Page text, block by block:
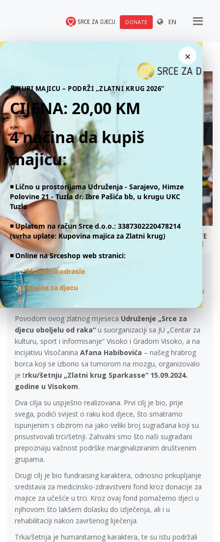
DONATE EN
×
🎗 KUPI MAJICU – PODRŽI „ZLATNI KRUG 2026“
CIJENA: 20,00 KM
4 načina da kupiš
majicu:
◾️ Lično u prostorijama Udruženja - Sarajevo, Himze
Polovine 21 - Tuzla dr. Ibre Pašića bb, u krugu UKC
Tuzla
◾️ Uplatom na račun Srce d.o.o.: 3387302220478214
(svrha uplate: Kupovina majica za Zlatni krug)
◾️ Online na Srceshop web stranici:
👕Majice za odrasle
👕Majica za djecu
DONATE
ONLINE
ZLATNI KRUG 2024!
15.09.2024.
Udruženje “Srce za djecu oboljelu od raka” i ove godine
obilježavaZlatni septembar
– mjesec podizanja svijesti o
raku kod djece nizom aktivnosti
Povodom ovog zlatnog mjeseca Udruženje „Srce za
djecu oboljelu od raka“ u suorganizaciji sa JU „Centar za
kulturu, sport i informisanje“ Visoko i Gradom Visoko, a na
incijativu Visočanina Afana Habibovića – našeg hrabrog
borca koji se izborio sa tumorom na mozgu, organizovalo
je trku/šetnju „Zlatni krug Sparkasse“ 15.09.2024.
godine u Visokom.
Dva cilja su uspješno realizovana. Prvi cilj je bio, prije
svega, podići svijest o raku kod djece, što smatramo
ispunjenim s obzirom na jako veliki broj sugrađana koji su
prisustvovali trci/šetnji. Zahvalni smo što naši sugrađani
prepoznaju važnost podrške marginaliziranim društvenim
grupama.
Drugi cilj je bio fundraising karaktera, odnosno prikupljanje
sredstava za medicinsko-zdravstveni fond kroz donacije za
majice za učešće u trci. Kroz ovaj fond pomažemo djeci u
njihovom što lakšem dolasku do izlječenja, ali i u
rehabilitaciji nakon završenog liječenja.
Trka/šetnja je humanitarnog karaktera, te su istu podržali